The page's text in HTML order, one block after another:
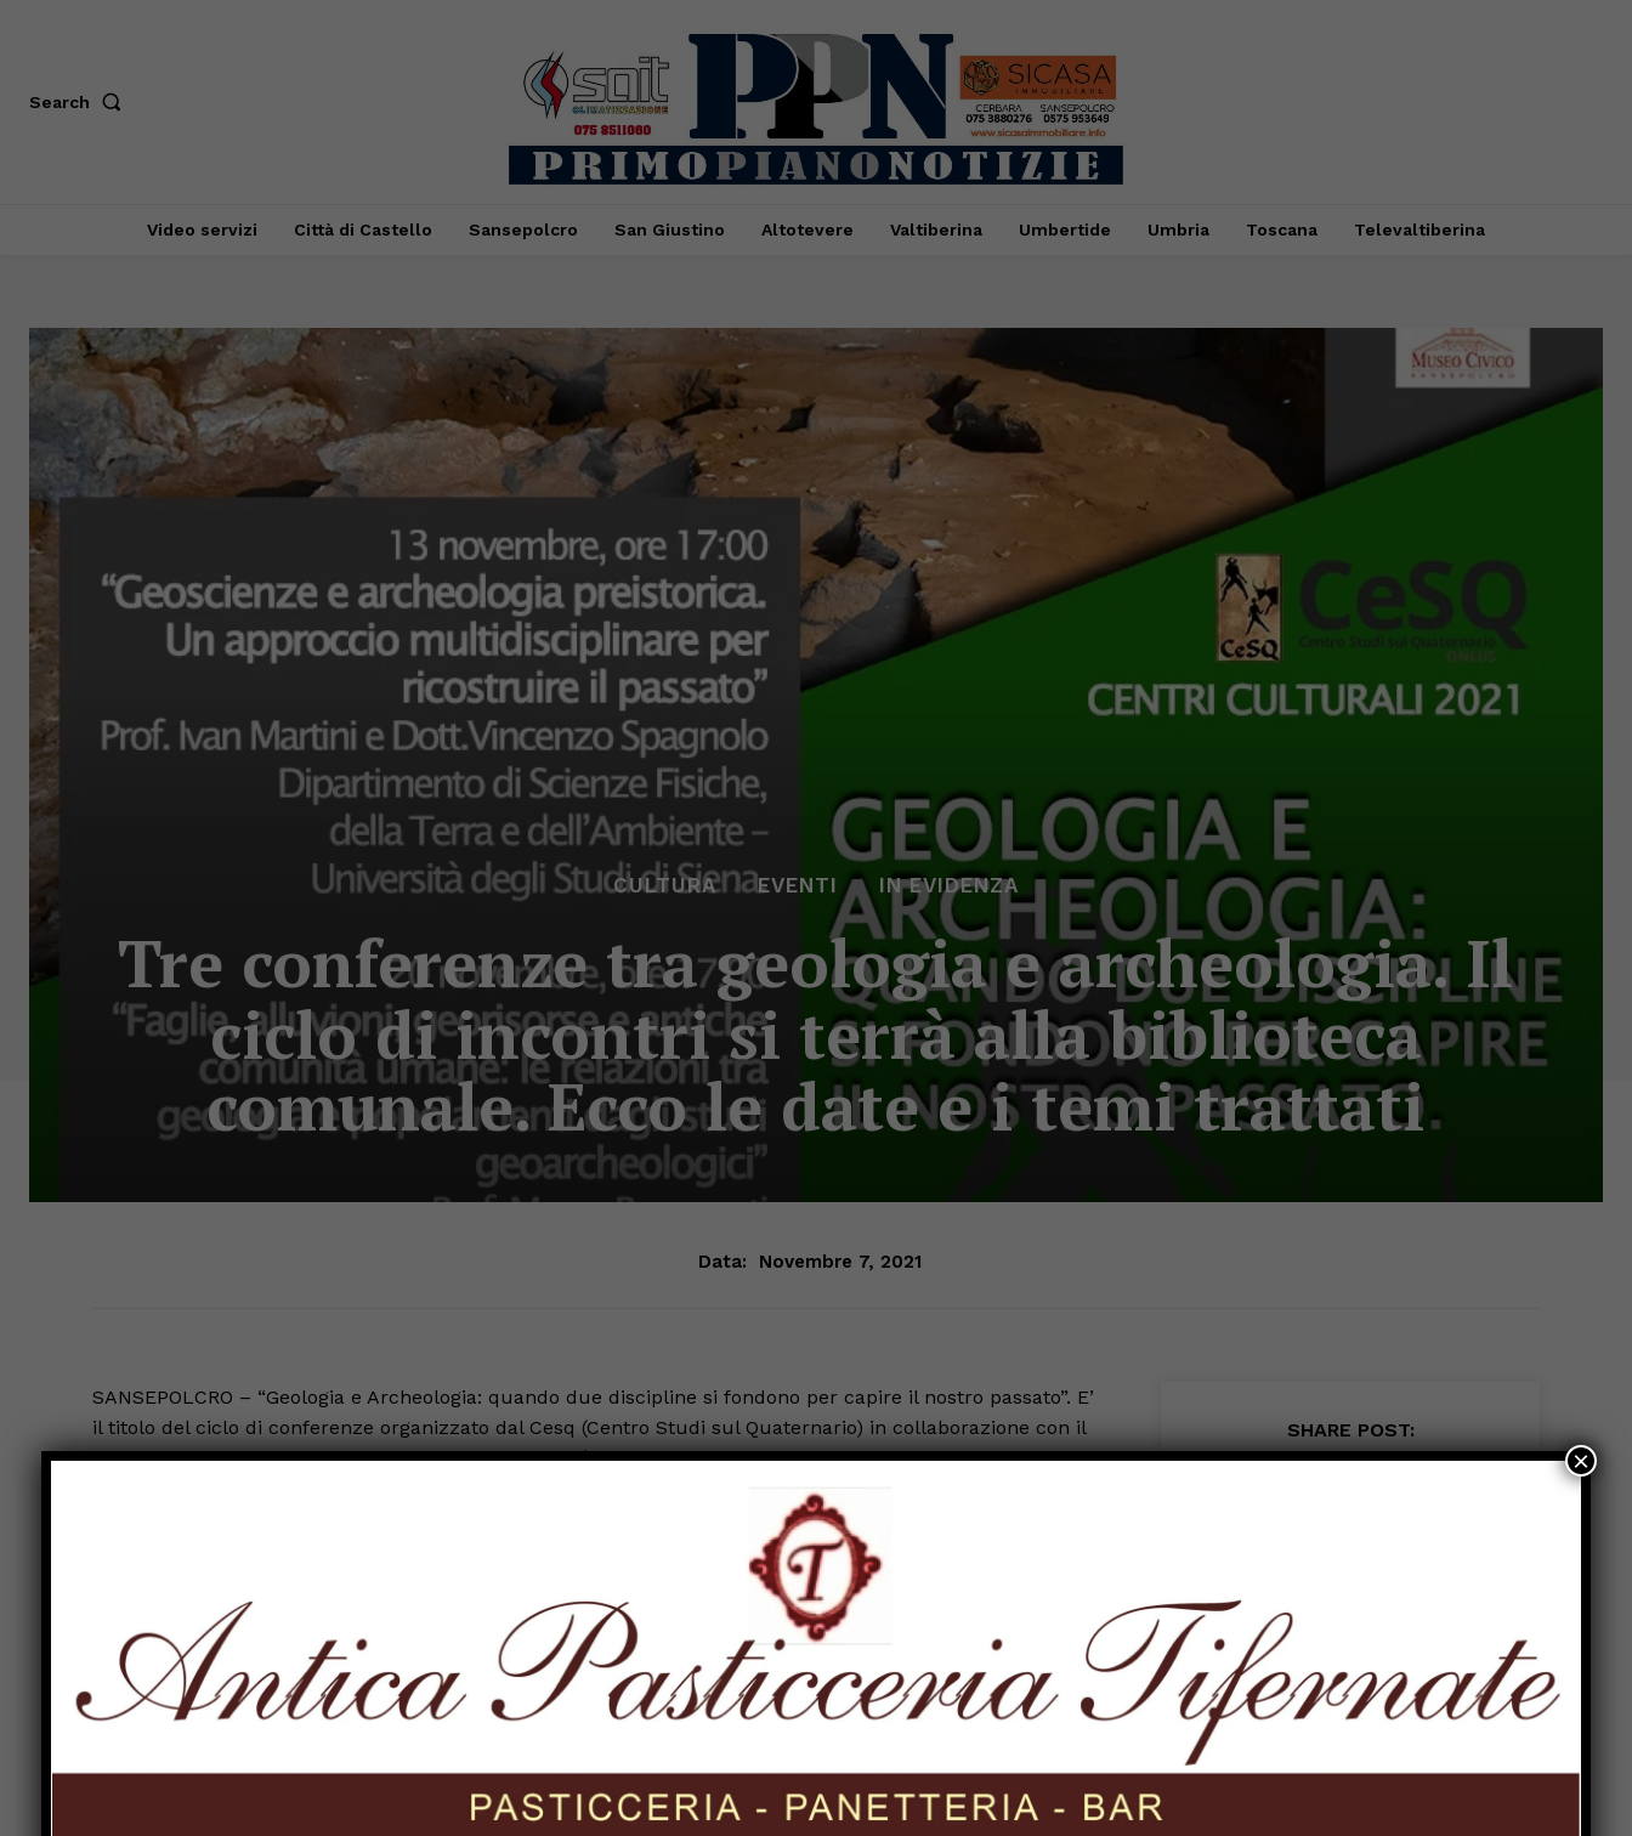
Search
Video servizi Città di Castello Sansepolcro San Giustino Altotevere Valtiberina Umbertide Umbria Toscana Televaltiberina
CULTURA EVENTI IN EVIDENZA
Tre conferenze tra geologia e archeologia. Il
ciclo di incontri si terrà alla biblioteca
comunale. Ecco le date e i temi trattati
Data: Novembre 7, 2021
SANSEPOLCRO – “Geologia e Archeologia: quando due discipline si fondono per capire il nostro passato”. E’
il titolo del ciclo di conferenze organizzato dal Cesq (Centro Studi sul Quaternario) in collaborazione con il
Comune di Sansepolcro, il Museo Civico e l’Università di Siena.
Il primo appuntamento è in programma il 13 novembre. Sarà affrontato il tema “Geoscienze e archeologia
preistorica. Un approccio multidisciplinare per ricostruire il passato”, con il prof. Ivan Martini e il dr
Il secondo si terrà il 20 novembre e riguarderà “Faglie, alluvioni, georisorse e antiche comunità umane: le
relazioni tra geologia e popolamenti dagli studi geoarcheologici”. Relazionerà il prof. Marco Benvenuti
(Università di Firenze).
suidipintimurali” con il prof. Marco Giamello (Università di Siena).
SHARE POST:
×